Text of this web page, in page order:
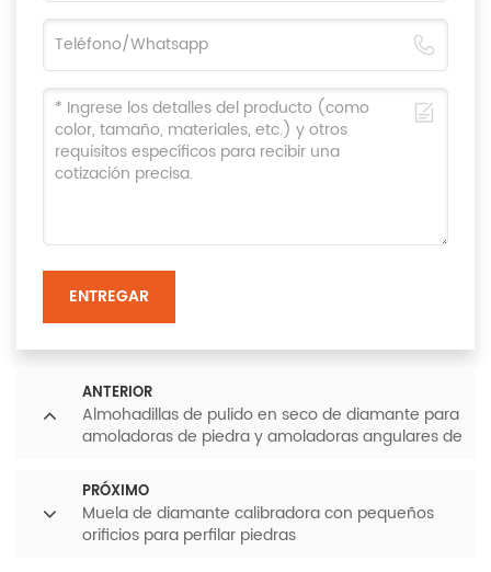
ENTREGAR
ANTERIOR
Almohadillas de pulido en seco de diamante para
amoladoras de piedra y amoladoras angulares de
PRÓXIMO
Muela de diamante calibradora con pequeños
orificios para perfilar piedras